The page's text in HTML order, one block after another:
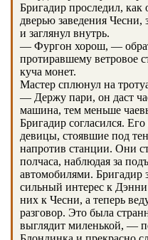
Бригадир проследил, как
дверью заведения Чесни,
и заглянул внутрь.
— Фургон хорош, —
протиравшему ветровое
куча монет.
Мастер сплюнул на
— Держу пари, он даст
машина, тем меньше
Бригадир согласился.
девицы, стоявшие под
напротив станции. Они
полчаса, наблюдая за
автомобилями. Бригадир
сильный интерес к
них к Чесни, а теперь
разговор. Это была
выглядит миленькой, —